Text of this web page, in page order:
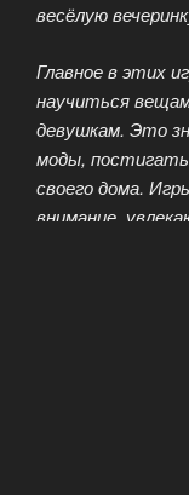
весёлую
Главное в этих
научиться
девушкам. Это
моды,
своего дома.
внимание,